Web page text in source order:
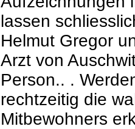
lassen
Helmut Gregor
Arzt von
Person.. .
rechtzeitig die
Mitbewohners